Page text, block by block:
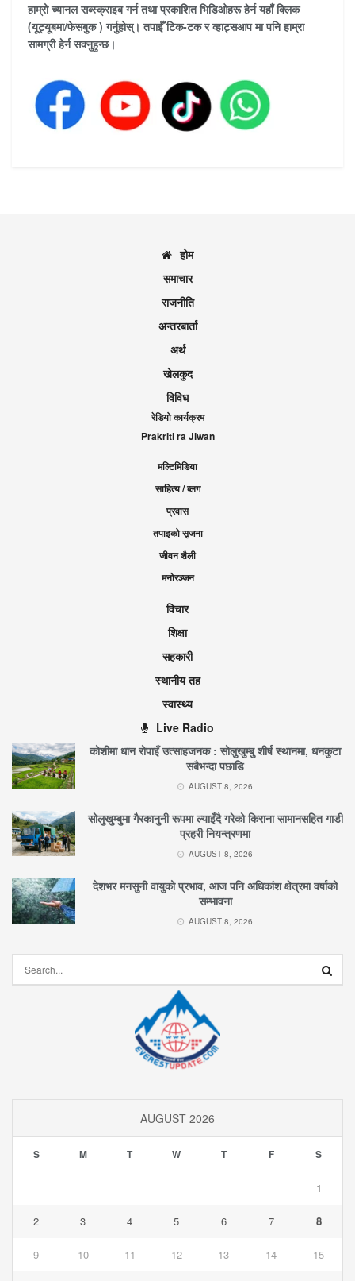
हाम्रो च्यानल सब्स्क्राइब गर्न तथा प्रकाशित भिडिओहरू हेर्न यहाँ क्लिक
(यूट्यूबमा/फेसबुक ) गर्नुहोस्। तपाईँ टिक-टक र व्हाट्सआप मा पनि हाम्रा
सामग्री हेर्न सक्नुहुन्छ।
होम
समाचार
राजनीति
अन्तरबार्ता
अर्थ
खेलकुद
विविध
रेडियो कार्यक्रम
Prakriti ra Jiwan
मल्टिमिडिया
साहित्य / ब्लग
प्रवास
तपाइको सृजना
जीवन शैली
मनोरञ्जन
विचार
शिक्षा
सहकारी
स्थानीय तह
स्वास्थ्य
Live Radio
कोशीमा धान रोपाइँ उत्साहजनक : सोलुखुम्बु शीर्ष स्थानमा, धनकुटा
सबैभन्दा पछाडि
AUGUST 8, 2026
सोलुखुम्बुमा गैरकानुनी रूपमा ल्याइँदै गरेको किराना सामानसहित गाडी
प्रहरी नियन्त्रणमा
AUGUST 8, 2026
देशभर मनसुनी वायुको प्रभाव, आज पनि अधिकांश क्षेत्रमा वर्षाको
सम्भावना
AUGUST 8, 2026
AUGUST 2026
S M T W T F S
1
2 3 4 5 6 7 8
9 10 11 12 13 14 15